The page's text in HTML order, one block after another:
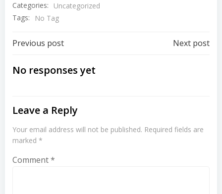
Categories:
Uncategorized
Tags:
No Tag
Post
navigation
Previous post Next post
No responses yet
Leave a Reply
Your email address will not be published. Required fields are
marked *
Comment*